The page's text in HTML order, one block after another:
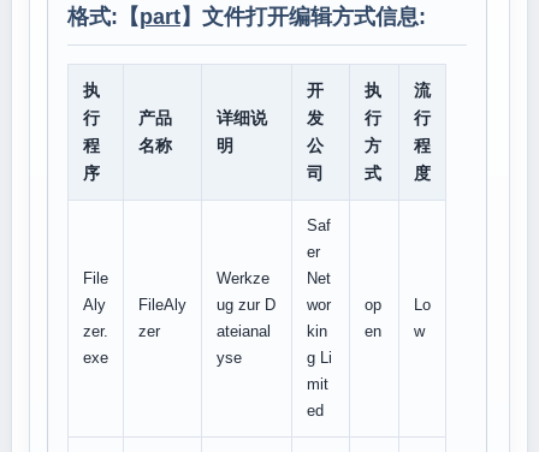
格式:【part】文件打开编辑方式信息:
执
行
程
序
产品
名称
详细说
明
开
发
公
司
执
行
方
式
流
行
程
度
File
Aly
zer.
exe
FileAly
zer
Werkze
ug zur D
ateianal
yse
Saf
er
Net
wor
kin
g Li
mit
ed
op
en
Lo
w